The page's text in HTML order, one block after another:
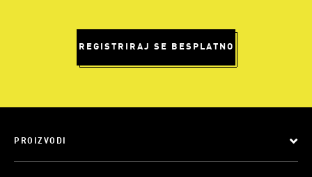
REGISTRIRAJ SE BESPLATNO
PROIZVODI